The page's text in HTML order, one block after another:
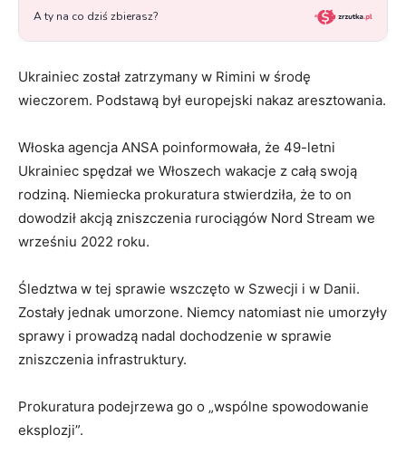
Ukrainiec został zatrzymany w Rimini w środę
wieczorem. Podstawą był europejski nakaz aresztowania.
Włoska agencja ANSA poinformowała, że 49-letni
Ukrainiec spędzał we Włoszech wakacje z całą swoją
rodziną. Niemiecka prokuratura stwierdziła, że to on
dowodził akcją zniszczenia rurociągów Nord Stream we
wrześniu 2022 roku.
Śledztwa w tej sprawie wszczęto w Szwecji i w Danii.
Zostały jednak umorzone. Niemcy natomiast nie umorzyły
sprawy i prowadzą nadal dochodzenie w sprawie
zniszczenia infrastruktury.
Prokuratura podejrzewa go o „wspólne spowodowanie
eksplozji”.